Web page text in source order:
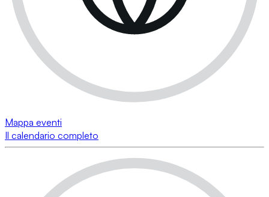
Mappa eventi
Il calendario completo